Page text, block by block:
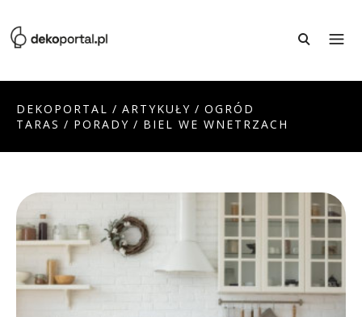
DEKOPORTAL / ARTYKUŁY / OGRÓD
TARAS / PORADY / BIEL WE WNETRZACH